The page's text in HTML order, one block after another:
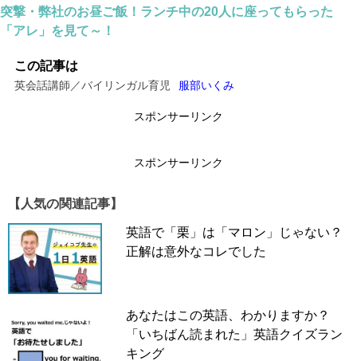
正解は
↓
↓
↓
スポンサーリンク
突撃・弊社のお昼ご飯！ランチ中の20人に座ってもらった
「アレ」を見て～！
この記事は
英会話講師／バイリンガル育児 服部いくみ
スポンサーリンク
スポンサーリンク
【人気の関連記事】
英語で「栗」は「マロン」じゃない？
正解は意外なコレでした
あなたはこの英語、わかりますか？
「いちばん読まれた」英語クイズラン
キング